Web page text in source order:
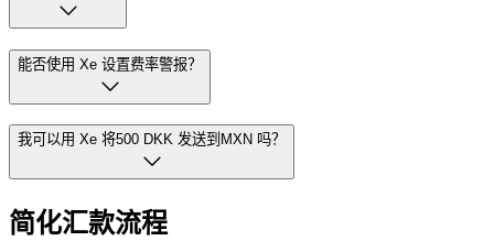
能否使用 Xe 设置费率警报？
我可以用 Xe 将500 DKK 发送到MXN 吗？
简化汇款流程